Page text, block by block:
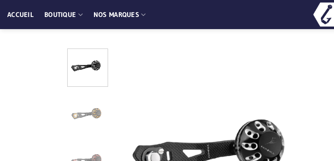
au
contenu
ACCUEIL BOUTIQUE NOS MARQUES